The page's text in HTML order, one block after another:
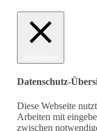
Datenschutz-
Diese Webseite
Arbeiten mit
zwischen